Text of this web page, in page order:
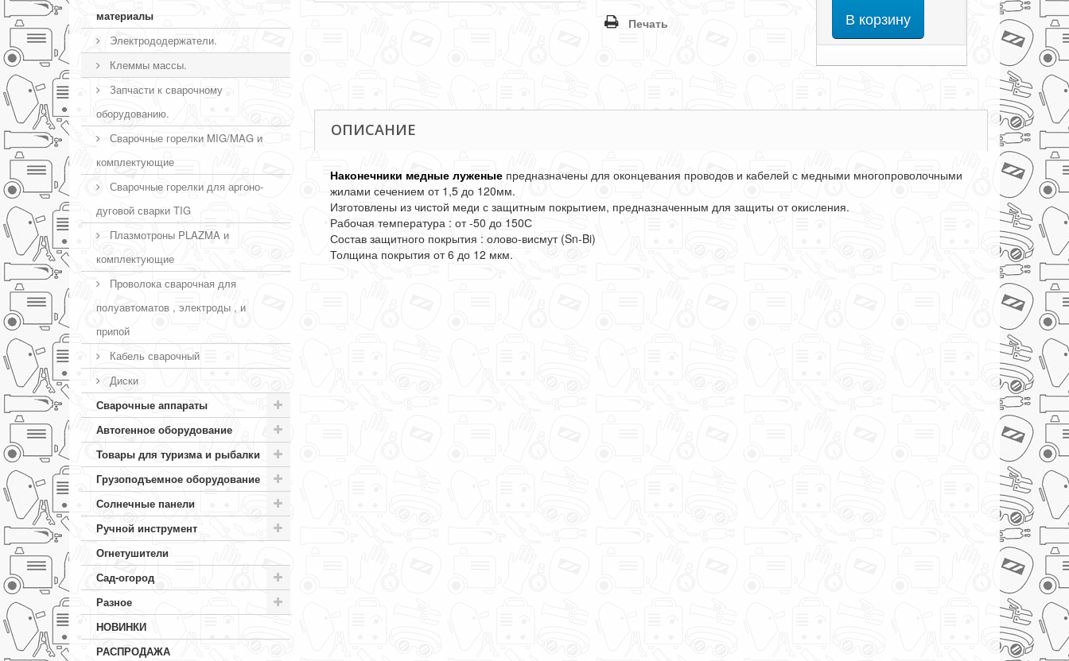
материалы
Электрододержатели.
Клеммы массы.
Запчасти к сварочному
оборудованию.
Сварочные горелки MIG/MAG и
комплектующие
Сварочные горелки для аргоно-
дуговой сварки TIG
Плазмотроны PLAZMA и
комплектующие
Проволока сварочная для
полуавтоматов , электроды , и
припой
Кабель сварочный
Диски
Сварочные аппараты
Автогенное оборудование
Товары для туризма и рыбалки
Грузоподъемное оборудование
Солнечные панели
Ручной инструмент
Огнетушители
Сад-огород
Разное
НОВИНКИ
РАСПРОДАЖА
Печать В корзину
ОПИСАНИЕ
Наконечники медные луженыепредназначены для оконцевания проводов и кабелей с медными многопроволочными
жилами сечением от 1,5 до 120мм.
Изготовлены из чистой меди с защитным покрытием, предназначенным для защиты от окисления.
Рабочая температура : от -50 до 150С
Состав защитного покрытия : олово-висмут (Sn-Bi)
Толщина покрытия от 6 до 12 мкм.